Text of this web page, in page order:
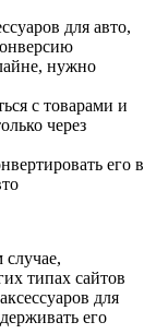
для авто,
нужно
с товарами и
через
его в
типах сайтов
для
его